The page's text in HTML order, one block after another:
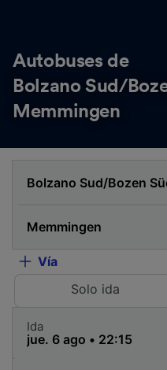
Autobuses de
Bolzano Sud/
Memmingen
Vía
Solo ida
Ida